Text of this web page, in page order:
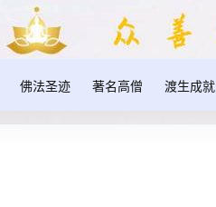
佛法圣迹 著名高僧 渡生成就